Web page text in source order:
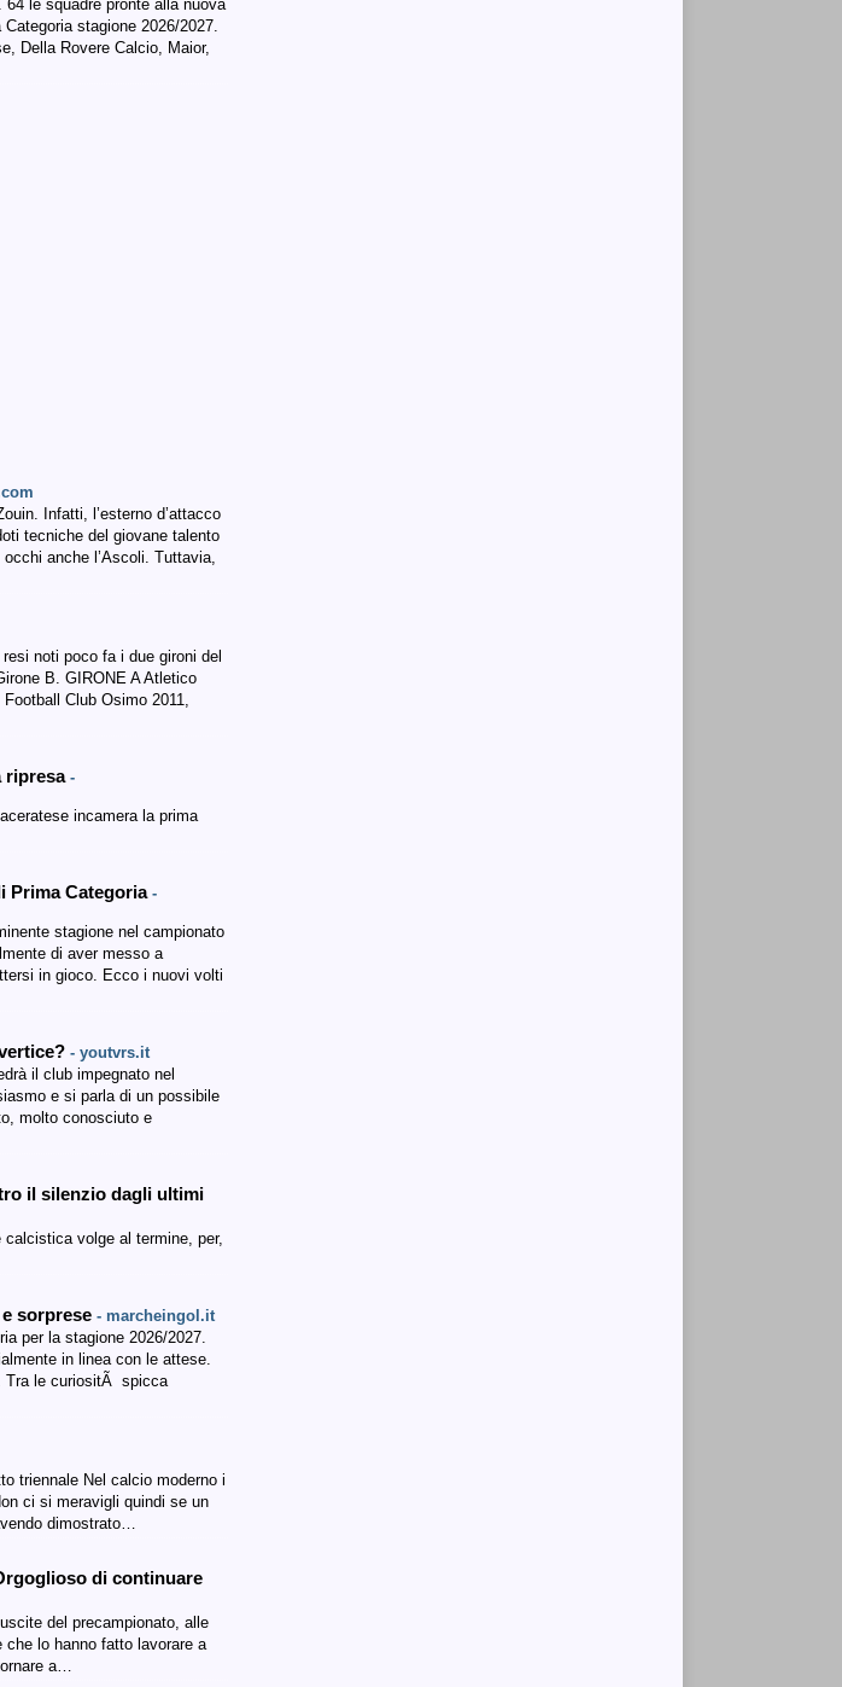
le squadre pronte alla nuova
stagione 2026/2027.
Della Rovere Calcio, Maior,
Infatti, l’esterno d’attacco
tecniche del giovane talento
anche l’Ascoli. Tuttavia,
noti poco fa i due gironi del
B. GIRONE A Atletico
Club Osimo 2011,
ripresa -
incamera la prima
Prima Categoria -
stagione nel campionato
di aver messo a
in gioco. Ecco i nuovi volti
- youtvrs.it
il club impegnato nel
e si parla di un possibile
molto conosciuto e
il silenzio dagli ultimi
volge al termine, per,
sorprese - marcheingol.it
per la stagione 2026/2027.
in linea con le attese.
Tra le curiositÃ spicca
triennale Nel calcio moderno i
ci si meravigli quindi se un
dimostrato…
di continuare
del precampionato, alle
lo hanno fatto lavorare a
a…